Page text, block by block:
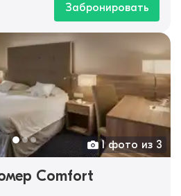
Забронировать
1 фото из 3
Comfort